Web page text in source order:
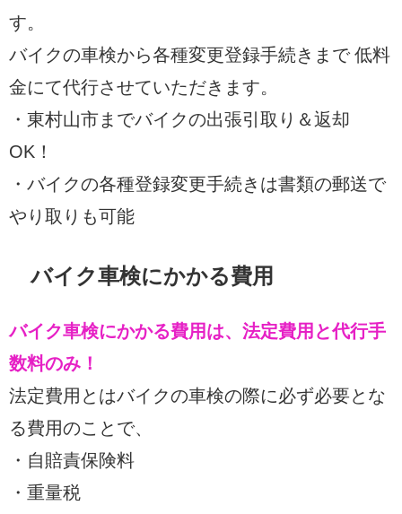
す。
バイクの車検から各種変更登録手続きまで 低料
金にて代行させていただきます。
・東村山市までバイクの出張引取り＆返却
OK！
・バイクの各種登録変更手続きは書類の郵送で
やり取りも可能
バイク車検にかかる費用
バイク車検にかかる費用は、法定費用と代行手
数料のみ！
法定費用とはバイクの車検の際に必ず必要とな
る費用のことで、
・自賠責保険料
・重量税